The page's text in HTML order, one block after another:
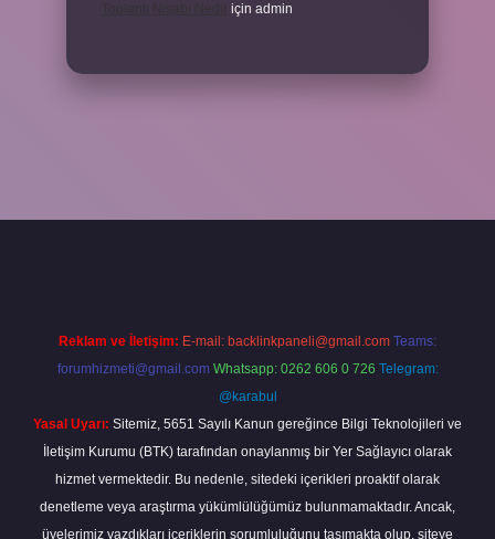
için admin
Reklam ve İletişim: E-mail: backlinkpaneli@gmail.com Teams:
forumhizmeti@gmail.com Whatsapp: 0262 606 0 726 Telegram:
@karabul
Yasal Uyarı: Sitemiz, 5651 Sayılı Kanun gereğince Bilgi Teknolojileri ve
İletişim Kurumu (BTK) tarafından onaylanmış bir Yer Sağlayıcı olarak
hizmet vermektedir. Bu nedenle, sitedeki içerikleri proaktif olarak
denetleme veya araştırma yükümlülüğümüz bulunmamaktadır. Ancak,
üyelerimiz yazdıkları içeriklerin sorumluluğunu taşımakta olup, siteye